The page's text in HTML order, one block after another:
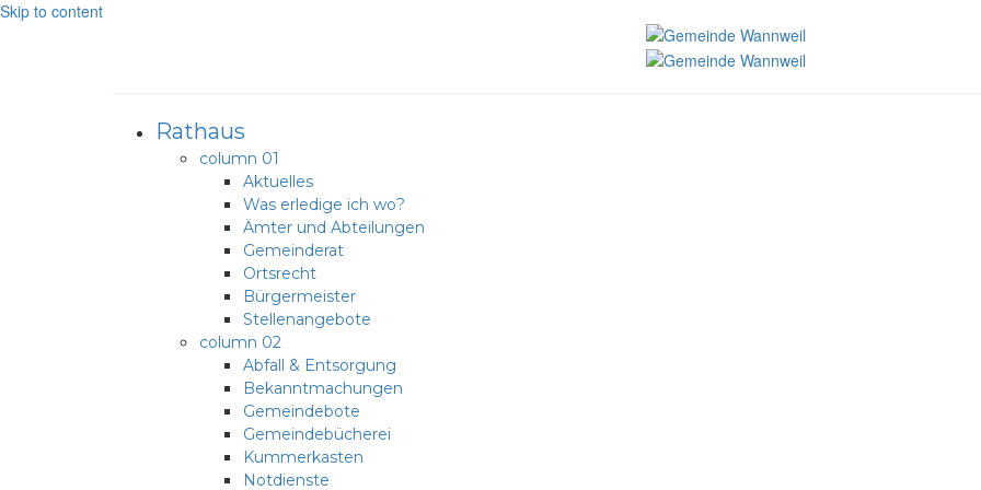
Skip to content
Rathaus
column 01
Aktuelles
Was erledige ich wo?
Ämter und Abteilungen
Gemeinderat
Ortsrecht
Bürgermeister
Stellenangebote
column 02
Abfall & Entsorgung
Bekanntmachungen
Gemeindebote
Gemeindebücherei
Kummerkasten
Notdienste